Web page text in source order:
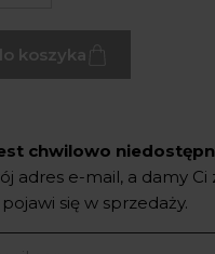
koszyka
chwilowo
adres e-mail, a damy Ci
się w sprzedaży.